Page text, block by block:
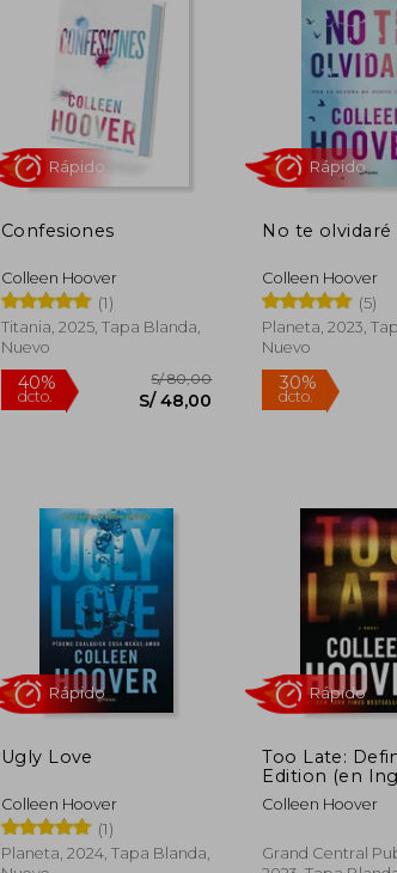
30%
dcto. S/ 62,93
30%
dcto.
Confesiones
Colleen Hoover
(1)
Titania, 2025, Tapa Blanda,
Nuevo
40%
dcto.
S/ 80,00
Rápido
No te olvidaré
Colleen Hoover
(5)
Planeta, 2023,
Nuevo
30%
Ugly Love
Colleen Hoover
(1)
Planeta, 2024, Tapa Blanda,
Too Late:
Edition (en
Colleen Hoover
Grand Central